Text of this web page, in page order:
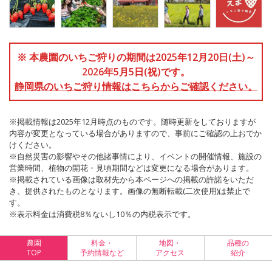
※ 本農園のいちご狩りの期間は2025年12月20日(土)～
2026年5月5日(祝)です。
静岡県のいちご狩り情報はこちらからご確認ください。
※掲載情報は2025年12月時点のものです。随時更新をしておりますが
内容が変更となっている場合がありますので、事前にご確認の上おでか
けください。
※自然災害の影響やその他諸事情により、イベントの開催情報、施設の
営業時間、植物の開花・見頃期間などは変更になる場合があります。
※掲載されている画像は取材先から本ページへの掲載の許諾をいただ
き、提供されたものとなります。画像の無断転載(二次使用)は禁止で
す。
※表示料金は消費税8％ないし10％の内税表示です。
農園
TOP
料金・
予約情報など
地図・
アクセス
品種の
紹介